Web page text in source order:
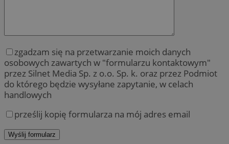
zgadzam się na przetwarzanie moich danych
osobowych zawartych w "formularzu kontaktowym"
przez Silnet Media Sp. z o.o. Sp. k. oraz przez Podmiot
do którego będzie wysyłane zapytanie, w celach
handlowych
prześlij kopię formularza na mój adres email